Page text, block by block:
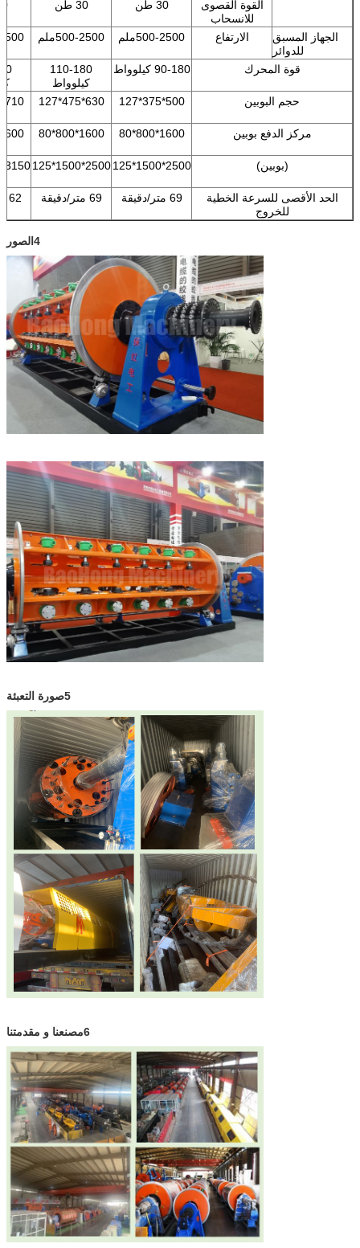
القوة القصوى
للانسحاب
30 طن 30 طن 40
الجهاز المسبق
للدوائر
الارتفاع 500-2500ملم 500-2500ملم 500-
قوة المحرك 90-180 كيلوواط
110-180
كيلوواط
حجم البوبين
500*375*127
630*475*127
710*530*127
مركز الدفع بوبين 1600*800*80
1600*800*80
(بوبين) 2500*1500*125
2500*1500*125
3150*1900*160
الحد الأقصى للسرعة الخطية
للخروج
69 متر/دقيقة 69 متر/دقيقة 62 متر/دقيقة
4الصور
5صورة التعبئة
6مصنعنا و مقدمتنا